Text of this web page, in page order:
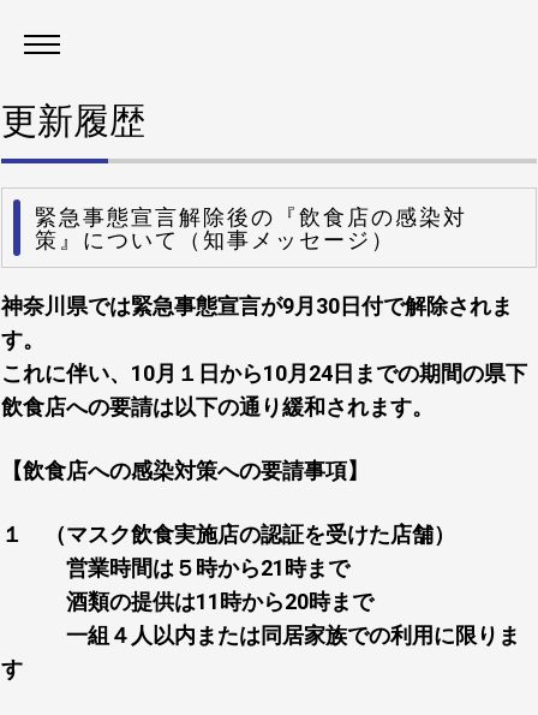
更新履歴
緊急事態宣言解除後の『飲食店の感染対
策』について（知事メッセージ）
神奈川県では緊急事態宣言が9月30日付で解除されま
す。
これに伴い、10月１日から10月24日までの期間の県下
飲食店への要請は以下の通り緩和されます。
【飲食店への感染対策への要請事項】
１ （マスク飲食実施店の認証を受けた店舗）
営業時間は５時から21時まで
酒類の提供は11時から20時まで
一組４人以内または同居家族での利用に限りま
す